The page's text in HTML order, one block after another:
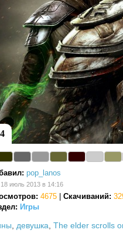
девушка The elder scrolls
pop_lanos
18 июль 2013 в 14:16
4675 Скачиваний:
Игры